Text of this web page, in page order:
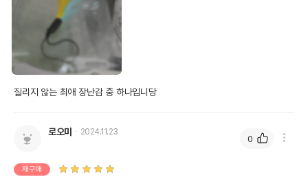
질리지 않는 최애 장난감 중 하나입니당
로오미 2024.11.23
재구매
0